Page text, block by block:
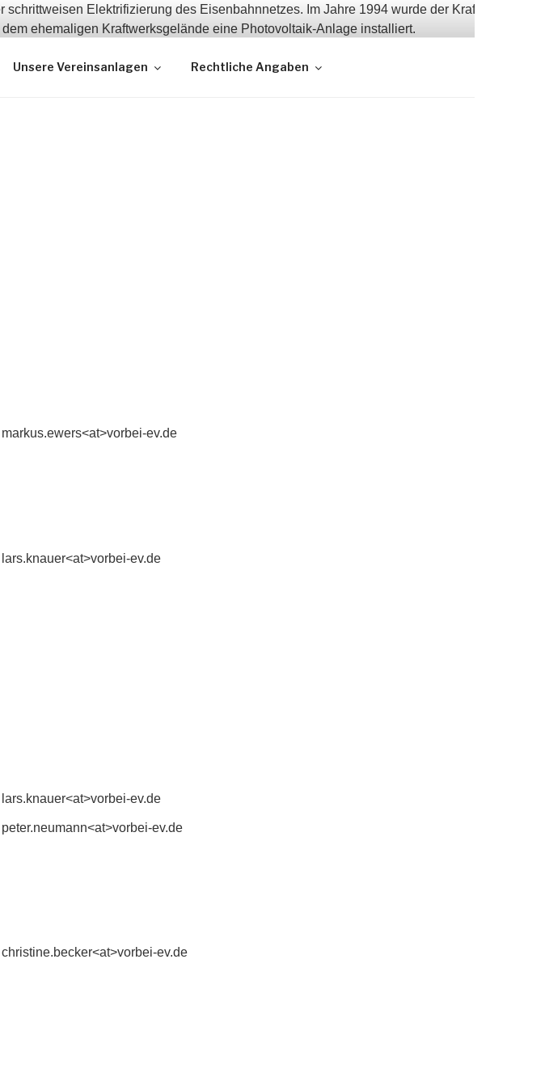
Unsere Vereinsanlagen Rechtliche Angaben
markus.ewers<at>vorbei-ev.de
lars.knauer<at>vorbei-ev.de
lars.knauer<at>vorbei-ev.de
peter.neumann<at>vorbei-ev.de
christine.becker<at>vorbei-ev.de